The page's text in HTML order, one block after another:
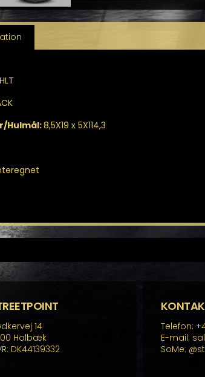
Hulmål:8,5X19 x 5X114,3
14
Holbæk
DK44139332
Telefon:
E-mail:
SoMe: